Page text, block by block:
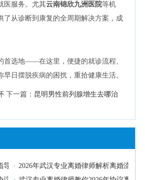
医服务。尤其云南锦欣九洲医院等机
了从诊断到康复的全周期解决方案，成
首选地——在这里，便捷的就诊流程、
日摆脱疾病的困扰，重拾健康生活。
下一篇： 昆明男性前列腺增生去哪治
、抚养权那些坑
2026年立案、开庭与调解流程
· 2026年武汉专业离婚律师解析离婚流程